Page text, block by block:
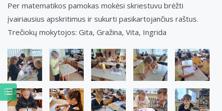
Per matematikos pamokas mokėsi skriestuvu brėžti
įvairiausius apskritimus ir sukurti pasikartojančius raštus.
Trečiokų mokytojos: Gita, Gražina, Vita, Ingrida